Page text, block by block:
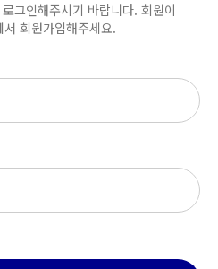
그인해주시기 바랍니다. 회원이
회원가입해주세요.